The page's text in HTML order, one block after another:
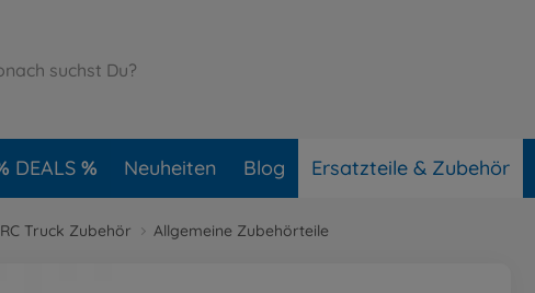
DEALS Neuheiten Blog Ersatzteile & Zubehör
RC Truck Zubehör Allgemeine Zubehörteile